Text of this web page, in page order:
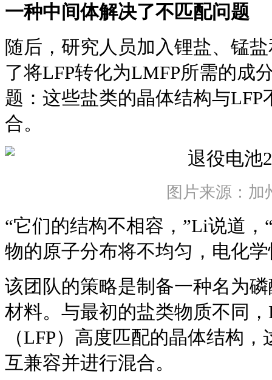
一种中间体解决了不匹配问题
随后，研究人员加入锂盐、锰
了将LFP转化为LMFP所需的成
题：这些盐类的晶体结构与
合。
图片来源：加
“它们的结构不相容，”Li说道
物的原子分布将不均匀，电化
该团队的策略是制备一种名为
材料。与最初的盐类物质不同
（LFP）高度匹配的晶体结构
互兼容并进行混合。